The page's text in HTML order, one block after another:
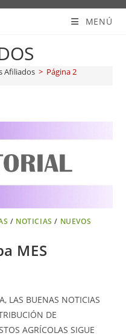
MENÚ
Afiliados > Página 2
/ NOTICIAS / NUEVOS
MES
LAS BUENAS NOTICIAS
DE
AGRÍCOLAS SIGUE